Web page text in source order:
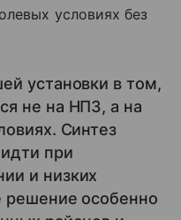
условиях без
установки в том,
не на НПЗ, а на
Синтез
при
и низких
решение особенно